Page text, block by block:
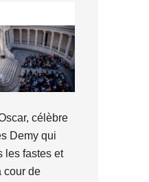
célèbre
Demy qui
les fastes et
cour de